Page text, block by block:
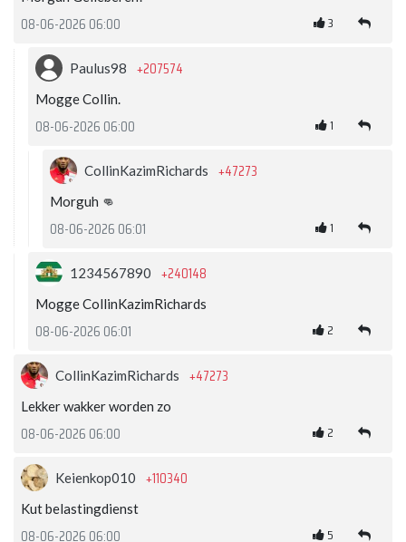
08-06-2026 06:00 3
Paulus98 +207574
Mogge Collin.
08-06-2026 06:00 1
CollinKazimRichards +47273
Morguh 👊
08-06-2026 06:01 1
1234567890 +240148
Mogge CollinKazimRichards
08-06-2026 06:01 2
CollinKazimRichards +47273
Lekker wakker worden zo
08-06-2026 06:00 2
Keienkop010 +110340
Kut belastingdienst
08-06-2026 06:00 5